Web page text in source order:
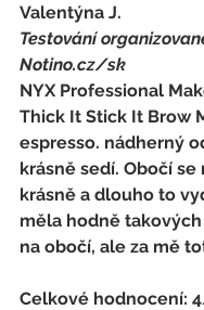
Valentýna J.
Testování
Notino.cz/sk
NYX Professional
Thick It Stick It Brow
espresso. nádherný
krásně sedí. Obočí
krásně a dlouho to
měla hodně
na obočí, ale za mě
Celkové hodnocení: